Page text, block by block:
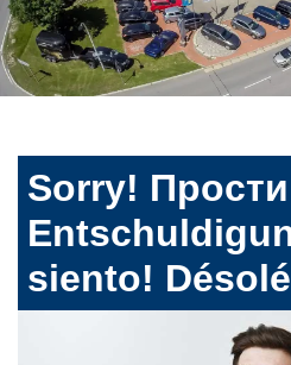
Sorry!
siento!